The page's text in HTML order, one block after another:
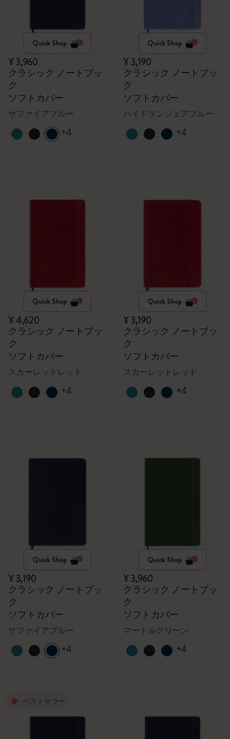
Quick Shop
¥ 3,960
クラシック ノートブッ
ク
ソフトカバー
サファイアブルー
+4
Quick Shop
¥ 3,190
クラシック ノートブッ
ク
ソフトカバー
ハイドランジェアブルー
+4
Quick Shop
¥ 4,620
クラシック ノートブッ
ク
ソフトカバー
スカーレットレッド
+4
Quick Shop
¥ 3,190
クラシック ノートブッ
ク
ソフトカバー
スカーレットレッド
+4
Quick Shop
¥ 3,190
クラシック ノートブッ
ク
ソフトカバー
サファイアブルー
+4
Quick Shop
¥ 3,960
クラシック ノートブッ
ク
ソフトカバー
マートルグリーン
+4
ベストセラー